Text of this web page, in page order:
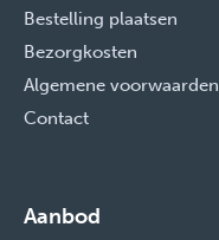
Bestelling plaatsen
Bezorgkosten
Algemene voorwaarden
Contact
Aanbod